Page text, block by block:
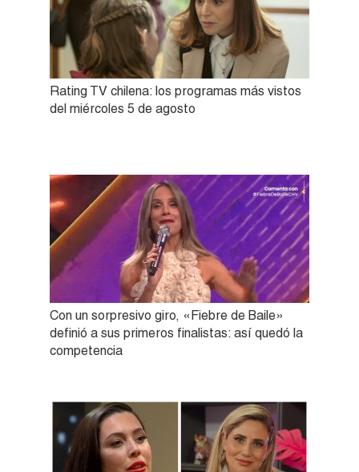
Rating TV chilena: los programas más vistos
del miércoles 5 de agosto
Con un sorpresivo giro, «Fiebre de Baile»
definió a sus primeros finalistas: así quedó la
competencia